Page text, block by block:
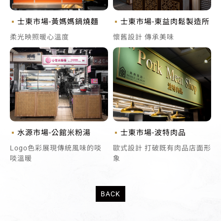
士東市場-黃媽媽鍋燒麵
柔光映照暖心溫度
士東市場-東益肉鬆製造所
懷舊設計 傳承美味
水源市場-公館米粉湯
Logo色彩展現傳統風味的啖
啖溫暖
士東市場-波特肉品
歐式設計 打破既有肉品店面形
象
BACK